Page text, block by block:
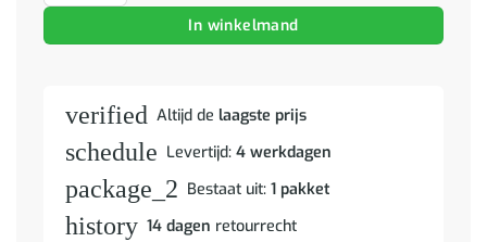
In winkelmand
verified Altijd de laagste prijs
schedule Levertijd: 4 werkdagen
package_2 Bestaat uit: 1 pakket
history 14 dagen retourrecht